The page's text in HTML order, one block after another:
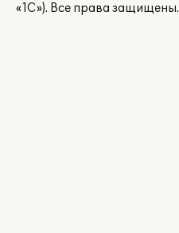
«1С»). Все права защищены.